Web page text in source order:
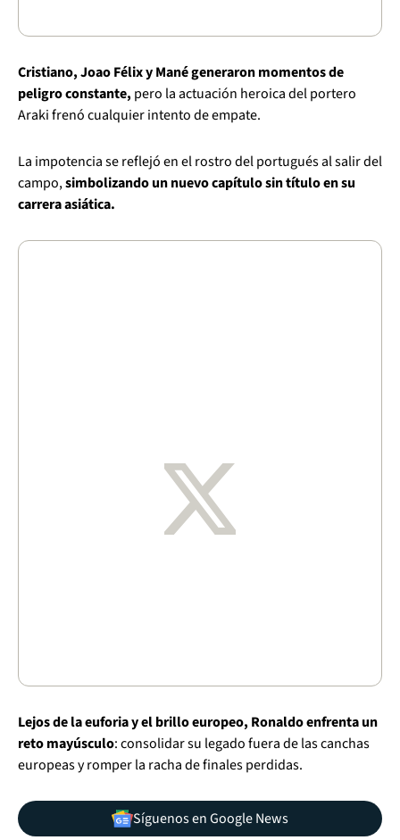
Cristiano, Joao Félix y Mané generaron momentos de
peligro constante, pero la actuación heroica del portero
Araki frenó cualquier intento de empate.
La impotencia se reflejó en el rostro del portugués al salir del
campo,simbolizando un nuevo capítulo sin título en su
carrera asiática.
Lejos de la euforia y el brillo europeo, Ronaldo enfrenta un
reto mayúsculo: consolidar su legado fuera de las canchas
europeas y romper la racha de finales perdidas.
Síguenos en Google News